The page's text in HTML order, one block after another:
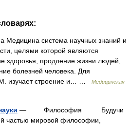
Медицина система научных знаний и
целями которой являются
здоровья, продление жизни людей,
болезней человека. Для
изучает строение и… …
Медицинская
— Философия Будучи
частью мировой философии,